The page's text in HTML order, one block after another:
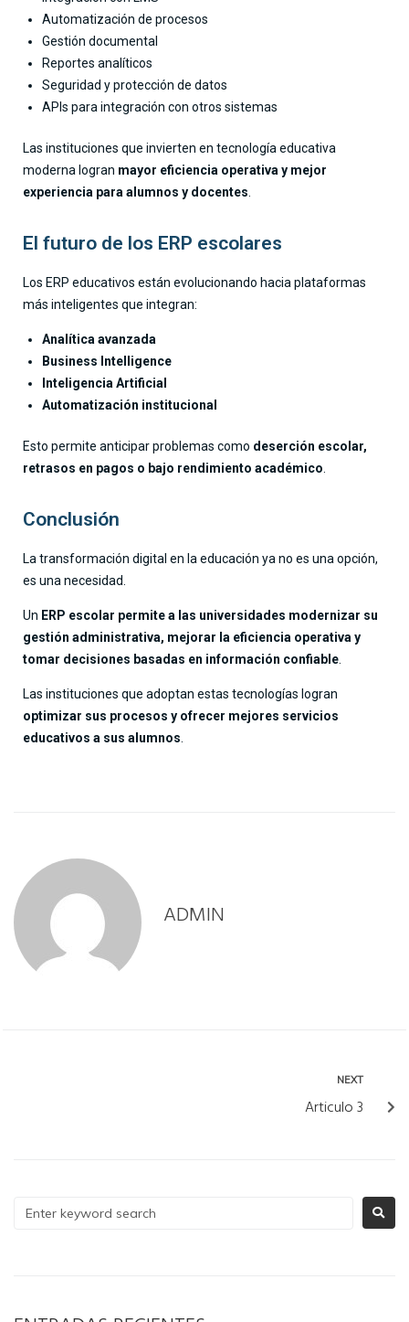
Automatización de procesos
Gestión documental
Reportes analíticos
Seguridad y protección de datos
APIs para integración con otros sistemas
Las instituciones que invierten en tecnología educativa
moderna logran mayor eficiencia operativa y mejor
experiencia para alumnos y docentes
El futuro de los ERP escolares
Los ERP educativos están evolucionando hacia plataformas
más inteligentes que integran:
Analítica avanzada
Business Intelligence
Inteligencia Artificial
Automatización institucional
Esto permite anticipar problemas como deserción escolar,
retrasos en pagos o bajo rendimiento académico
Conclusión
La transformación digital en la educación ya no es una opción,
es una necesidad.
Un ERP escolar permite a las universidades modernizar su
gestión administrativa, mejorar la eficiencia operativa y
tomar decisiones basadas en información confiable
Las instituciones que adoptan estas tecnologías logran
optimizar sus procesos y ofrecer mejores servicios
educativos a sus alumnos
ADMIN
NEXT
Articulo 3